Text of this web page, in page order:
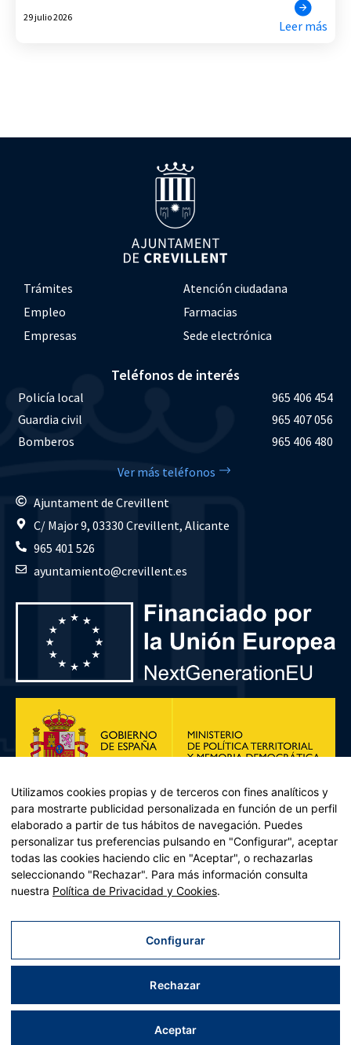
29 julio 2026
Leer más
Trámites
Atención ciudadana
Empleo
Farmacias
Empresas
Sede electrónica
Teléfonos de interés
Policía local
965 406 454
Guardia civil
965 407 056
Bomberos
965 406 480
Ver más teléfonos
Ajuntament de Crevillent
C/ Major 9, 03330 Crevillent, Alicante
965 401 526
ayuntamiento@crevillent.es
Plan de Recuperación, Transformación y Resiliencia – Financiado por
Recuperación y resiliencia, establecido por el Reglamento (UE)
2021/241 del Parlamento Europeo y del Consejo, de 12 de febrero
de 2021. Componente 11, Inversión 2 del PRTR gestionado por el
Aviso legal|Política de privacidad|Política de cookies|Accesibilidad|Mapa web
| Desarrollado porTrestristes
Utilizamos cookies propias y de terceros con fines analíticos y
para mostrarte publicidad personalizada en función de un perfil
elaborado a partir de tus hábitos de navegación. Puedes
personalizar tus preferencias pulsando en "Configurar", aceptar
todas las cookies haciendo clic en "Aceptar", o rechazarlas
seleccionando "Rechazar". Para más información consulta
nuestra Política de Privacidad y Cookies.
Configurar
Rechazar
Aceptar